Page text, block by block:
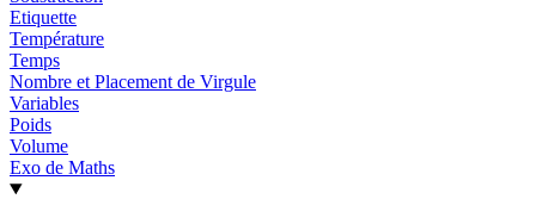
Etiquette
Température
Temps
Nombre et Placement de Virgule
Variables
Poids
Volume
Exo de Maths